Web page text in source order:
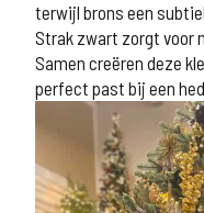
terwijl brons een
Strak zwart zorgt voor
Samen creëren deze
perfect past bij een